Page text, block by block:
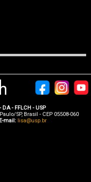
- FFLCH - USP
SP, Brasil - CEP 05508-060
E-mail: lisa@usp.br